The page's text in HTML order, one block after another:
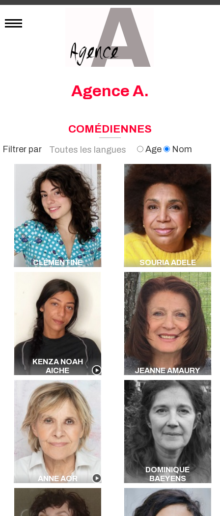
Agence A.
COMÉDIENNES
Filtrer par
Toutes les langues
Anglais
Français
Allemand
Italien
Espagnol
Portugais
Néerlandais
Arabe
Russe
Danois
Créole
Lithuanien
Algérien
Lingala
Toutes les langues
Age Nom
CLÉMENTINE SOURIA ADELE
KENZA NOAH
AICHE
JEANNE AMAURY
ANNE AOR
DOMINIQUE
BAEYENS